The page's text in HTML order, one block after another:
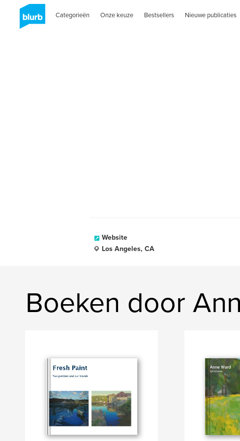
Categorieën Onze keuze Bestsellers Nieuwe publicaties
Website
Los Angeles, CA
Boeken door